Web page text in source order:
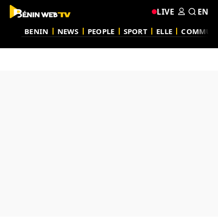
BENIN NEWS PEOPLE SPORT ELLE
LIVE EN